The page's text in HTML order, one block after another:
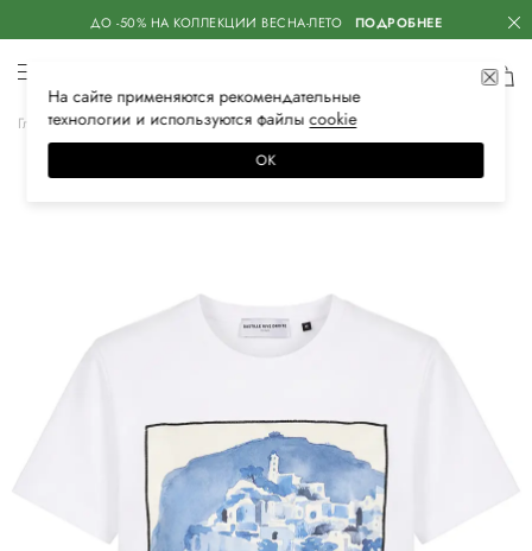
ДО -50% НА КОЛЛЕКЦИИ ВЕСНА-ЛЕТО ПОДРОБНЕЕ
Главная Женская Одежда Футболки
На сайте применяются рекомендательные
технологии и используются файлысооkiе
ОК